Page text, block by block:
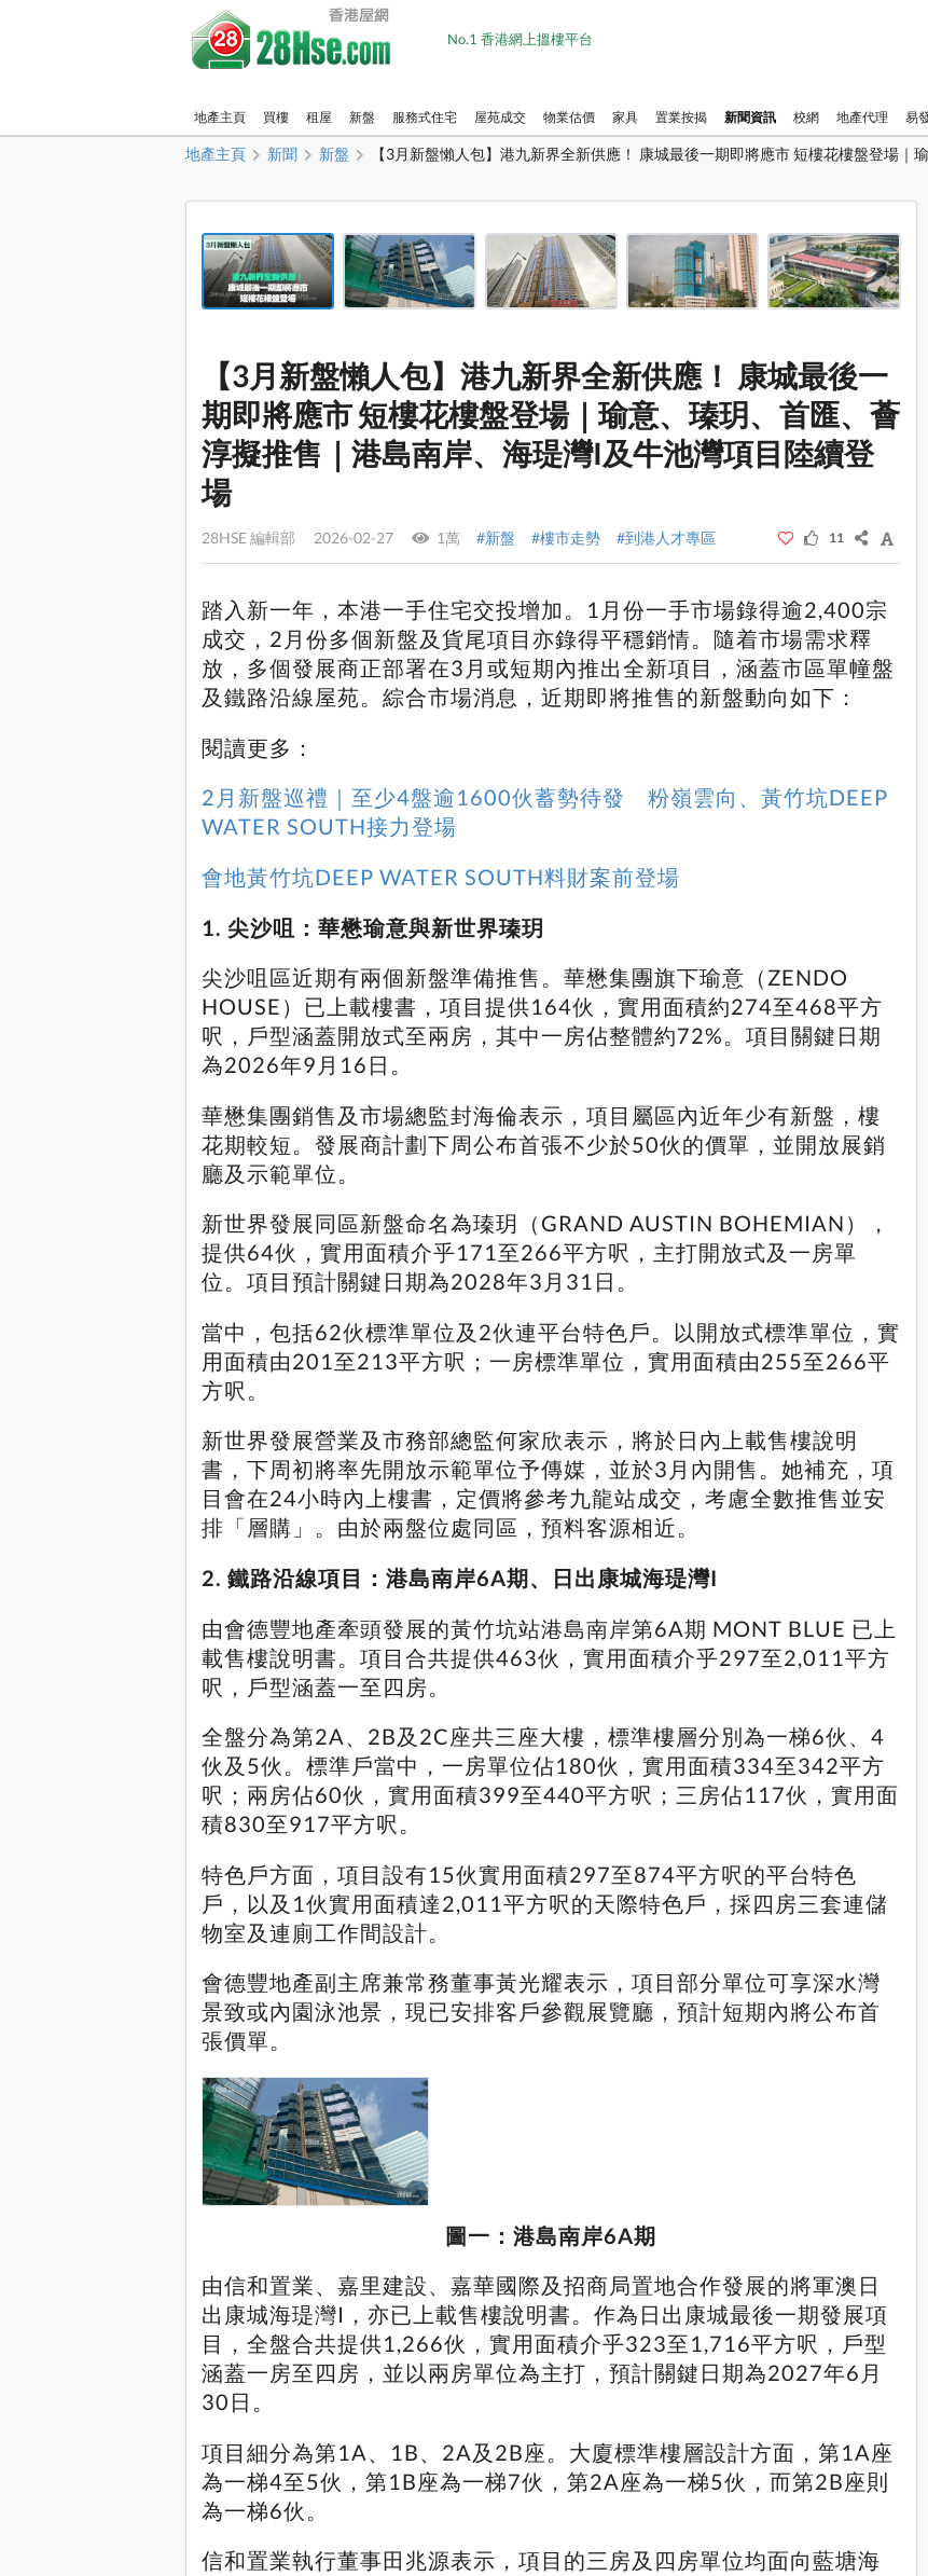
No.1 香港網上搵樓平台
地產主頁 買樓 租屋 新盤 服務式住宅 屋苑成交 物業估價 家具 置業按揭 新聞資訊 校網 地產代理 易
地產主頁 新聞 新盤 【3月新盤懶人包】港九新界全新供應！ 康城最後一期即將應市 短樓花樓盤登場
【3月新盤懶人包】港九新界全新供應！ 康城最後一
期即將應市 短樓花樓盤登場｜瑜意、瑧玥、首匯、薈
淳擬推售｜港島南岸、海瑅灣I及牛池灣項目陸續登
場
28HSE 編輯部 2026-02-27 1萬 #新盤 #樓市走勢 #到港人才專區 11
踏入新一年，本港一手住宅交投增加。1月份一手市場錄得逾2,400宗
成交，2月份多個新盤及貨尾項目亦錄得平穩銷情。隨着市場需求釋
放，多個發展商正部署在3月或短期內推出全新項目，涵蓋市區單幢盤
及鐵路沿線屋苑。綜合市場消息，近期即將推售的新盤動向如下：
閱讀更多：
2月新盤巡禮｜至少4盤逾1600伙蓄勢待發 粉嶺雲向、黃竹坑DEEP
WATER SOUTH接力登場
會地黃竹坑DEEP WATER SOUTH料財案前登場
1. 尖沙咀：華懋瑜意與新世界瑧玥
尖沙咀區近期有兩個新盤準備推售。華懋集團旗下瑜意（ZENDO
HOUSE）已上載樓書，項目提供164伙，實用面積約274至468平方
呎，戶型涵蓋開放式至兩房，其中一房佔整體約72%。項目關鍵日期
為2026年9月16日。
華懋集團銷售及市場總監封海倫表示，項目屬區內近年少有新盤，樓
花期較短。發展商計劃下周公布首張不少於50伙的價單，並開放展銷
廳及示範單位。
新世界發展同區新盤命名為瑧玥（GRAND AUSTIN BOHEMIAN），
提供64伙，實用面積介乎171至266平方呎，主打開放式及一房單
位。項目預計關鍵日期為2028年3月31日。
當中，包括62伙標準單位及2伙連平台特色戶。以開放式標準單位，實
用面積由201至213平方呎；一房標準單位，實用面積由255至266平
方呎。
新世界發展營業及市務部總監何家欣表示，將於日內上載售樓說明
書，下周初將率先開放示範單位予傳媒，並於3月內開售。她補充，項
目會在24小時內上樓書，定價將參考九龍站成交，考慮全數推售並安
排「層購」。由於兩盤位處同區，預料客源相近。
2. 鐵路沿線項目：港島南岸6A期、日出康城海瑅灣I
由會德豐地產牽頭發展的黃竹坑站港島南岸第6A期 MONT BLUE 已上
載售樓說明書。項目合共提供463伙，實用面積介乎297至2,011平方
呎，戶型涵蓋一至四房。
全盤分為第2A、2B及2C座共三座大樓，標準樓層分別為一梯6伙、4
伙及5伙。標準戶當中，一房單位佔180伙，實用面積334至342平方
呎；兩房佔60伙，實用面積399至440平方呎；三房佔117伙，實用面
積830至917平方呎。
特色戶方面，項目設有15伙實用面積297至874平方呎的平台特色
戶，以及1伙實用面積達2,011平方呎的天際特色戶，採四房三套連儲
物室及連廁工作間設計。
會德豐地產副主席兼常務董事黃光耀表示，項目部分單位可享深水灣
景致或內園泳池景，現已安排客戶參觀展覽廳，預計短期內將公布首
張價單。
圖一：港島南岸6A期
由信和置業、嘉里建設、嘉華國際及招商局置地合作發展的將軍澳日
出康城海瑅灣I，亦已上載售樓說明書。作為日出康城最後一期發展項
目，全盤合共提供1,266伙，實用面積介乎323至1,716平方呎，戶型
涵蓋一房至四房，並以兩房單位為主打，預計關鍵日期為2027年6月
30日。
項目細分為第1A、1B、2A及2B座。大廈標準樓層設計方面，第1A座
為一梯4至5伙，第1B座為一梯7伙，第2A座為一梯5伙，而第2B座則
為一梯6伙。
信和置業執行董事田兆源表示，項目的三房及四房單位均面向藍塘海